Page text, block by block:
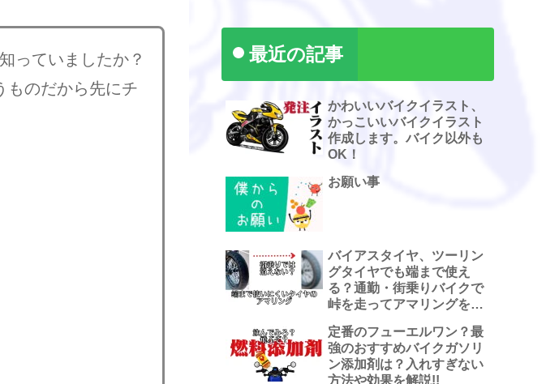
っていましたか？
ものだから先にチ
最近の記事
かわいいバイクイラスト、
かっこいいバイクイラスト
作成します。バイク以外も
OK！
お願い事
バイアスタイヤ、ツーリン
グタイヤでも端まで使え
る？通勤・街乗りバイクで
峠を走ってアマリングを観
定番のフューエルワン？最
強のおすすめバイクガソリ
ン添加剤は？入れすぎない
方法や効果を解説!!